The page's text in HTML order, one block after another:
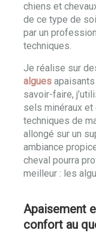
chiens et
de ce type de
par un
techniques.
Je réalise sur
algues apaisants
savoir-faire,
sels minéraux
techniques de
allongé sur un
ambiance
cheval pourra
meilleur : les
Apaisement
confort au